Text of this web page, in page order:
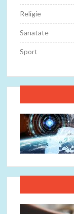
Religie
Sanatate
Sport